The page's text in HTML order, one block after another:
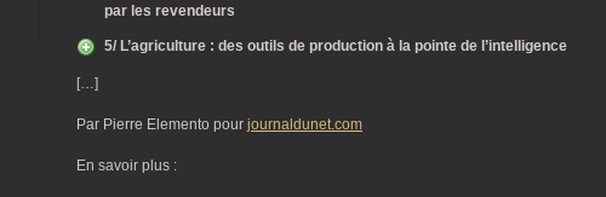
par les revendeurs
5/ L’agriculture : des outils de production à la pointe de l’intelligence
[…]
Par Pierre Elemento pour journaldunet.com
En savoir plus :